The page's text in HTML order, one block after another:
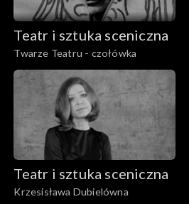
Teatr i sztuka sceniczna
Twarze Teatru - czołówka
Teatr i sztuka sceniczna
Krzesisława Dubielówna